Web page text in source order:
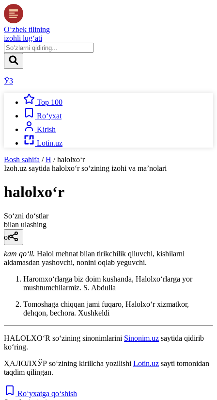
O‘zbek tilining
izohli lug‘ati
ЎЗ
Top 100
Ro‘yxat
Kirish
Lotin.uz
Bosh sahifa / H / halolxo‘r
Izoh.uz saytida halolxo‘rso‘zining izohi va ma’nolari
halolxo‘r
So‘zni do‘stlar
bilan ulashing
ot
kam qoʻll. Halol mehnat bilan tirikchilik qiluvchi, kishilarni
aldamasdan yashovchi, nonini oqlab yeguvchi.
Haromxoʻrlarga biz doim kushanda, Halolxoʻrlarga yor
mushtumchilarmiz. S. Abdulla
Tomoshaga chiqqan jami fuqaro, Halolxoʻr xizmatkor,
dehqon, bechora. Xushkeldi
HALOLXO‘R so‘zining sinonimlarini Sinonim.uz saytida qidirib
ko‘ring.
ҲАЛОЛХЎР so‘zining kirillcha yozilishi Lotin.uz sayti tomonidan
taqdim qilingan.
Ro‘yxatga qo‘shish